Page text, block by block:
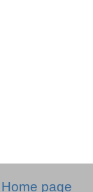
Home page